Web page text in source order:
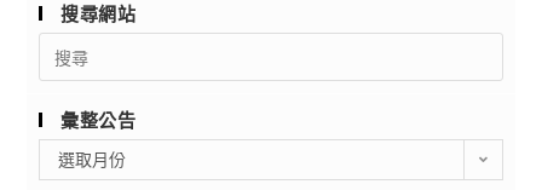
搜尋網站
Search
for:
彙整公告
整
選取月份